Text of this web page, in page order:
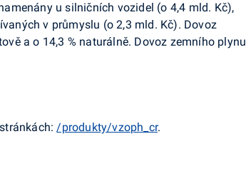
u silničních vozidel (o 4,4 mld. Kč),
v průmyslu (o 2,3 mld. Kč). Dovoz
a o 14,3 % naturálně. Dovoz zemního plynu
/produkty/vzoph_cr.